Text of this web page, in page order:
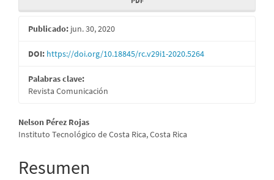
Publicado: jun. 30, 2020
DOI: https://doi.org/10.18845/rc.v29i1-2020.5264
Palabras clave:
Revista Comunicación
Contenido
principal
del
Nelson Pérez Rojas
Instituto Tecnológico de Costa Rica, Costa Rica
Resumen